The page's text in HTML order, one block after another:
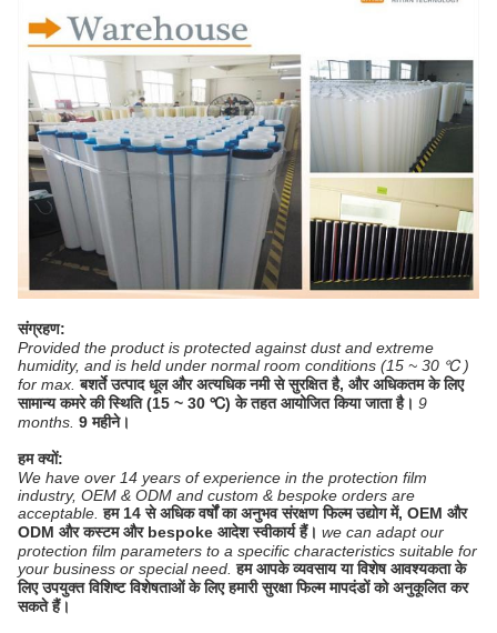
संग्रहण:
Provided the product is protected against dust and extreme
humidity, and is held under normal room conditions (15 ~ 30 ℃ )
for max. बशर्ते उत्पाद धूल और अत्यधिक नमी से सुरक्षित है, और अधिकतम के लिए
सामान्य कमरे की स्थिति (15 ~ 30 ℃) के तहत आयोजित किया जाता है। 9
months. 9 महीने।
हम क्यों:
We have over 14 years of experience in the protection film
industry, OEM & ODM and custom & bespoke orders are
acceptable. हम 14 से अधिक वर्षों का अनुभव संरक्षण फिल्म उद्योग में, OEM और
ODM और कस्टम और bespoke आदेश स्वीकार्य हैं। we can adapt our
protection film parameters to a specific characteristics suitable for
your business or special need. हम आपके व्यवसाय या विशेष आवश्यकता के
लिए उपयुक्त विशिष्ट विशेषताओं के लिए हमारी सुरक्षा फिल्म मापदंडों को अनुकूलित कर
सकते हैं।